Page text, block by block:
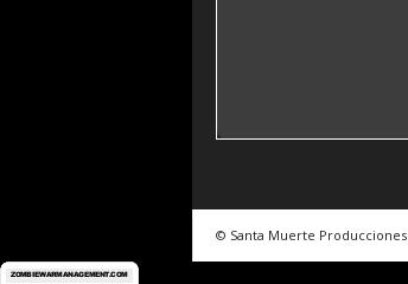
© Santa Muerte Producciones